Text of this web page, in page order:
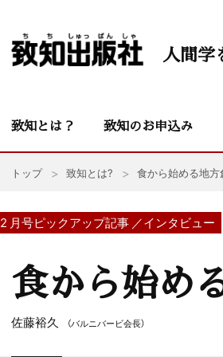
人間学
致知とは？ 致知のお申込み
トップ 致知とは? 食から始める地方
2 月号ピックアップ記事 ／インタビュー
食から始め
佐藤裕久 （バルニバービ会長）